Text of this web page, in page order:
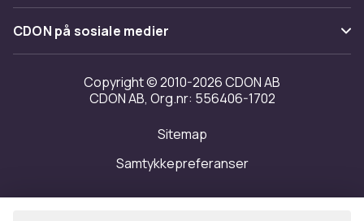
Kundeanmeldelser
Jobbe på CDON
Investor relations
Tilgjengelighet
Merchant Help Center
CDON på sosiale medier
Copyright © 2010-2026 CDON AB
CDON AB, Org.nr: 556406-1702
Sitemap
Samtykkepreferanser